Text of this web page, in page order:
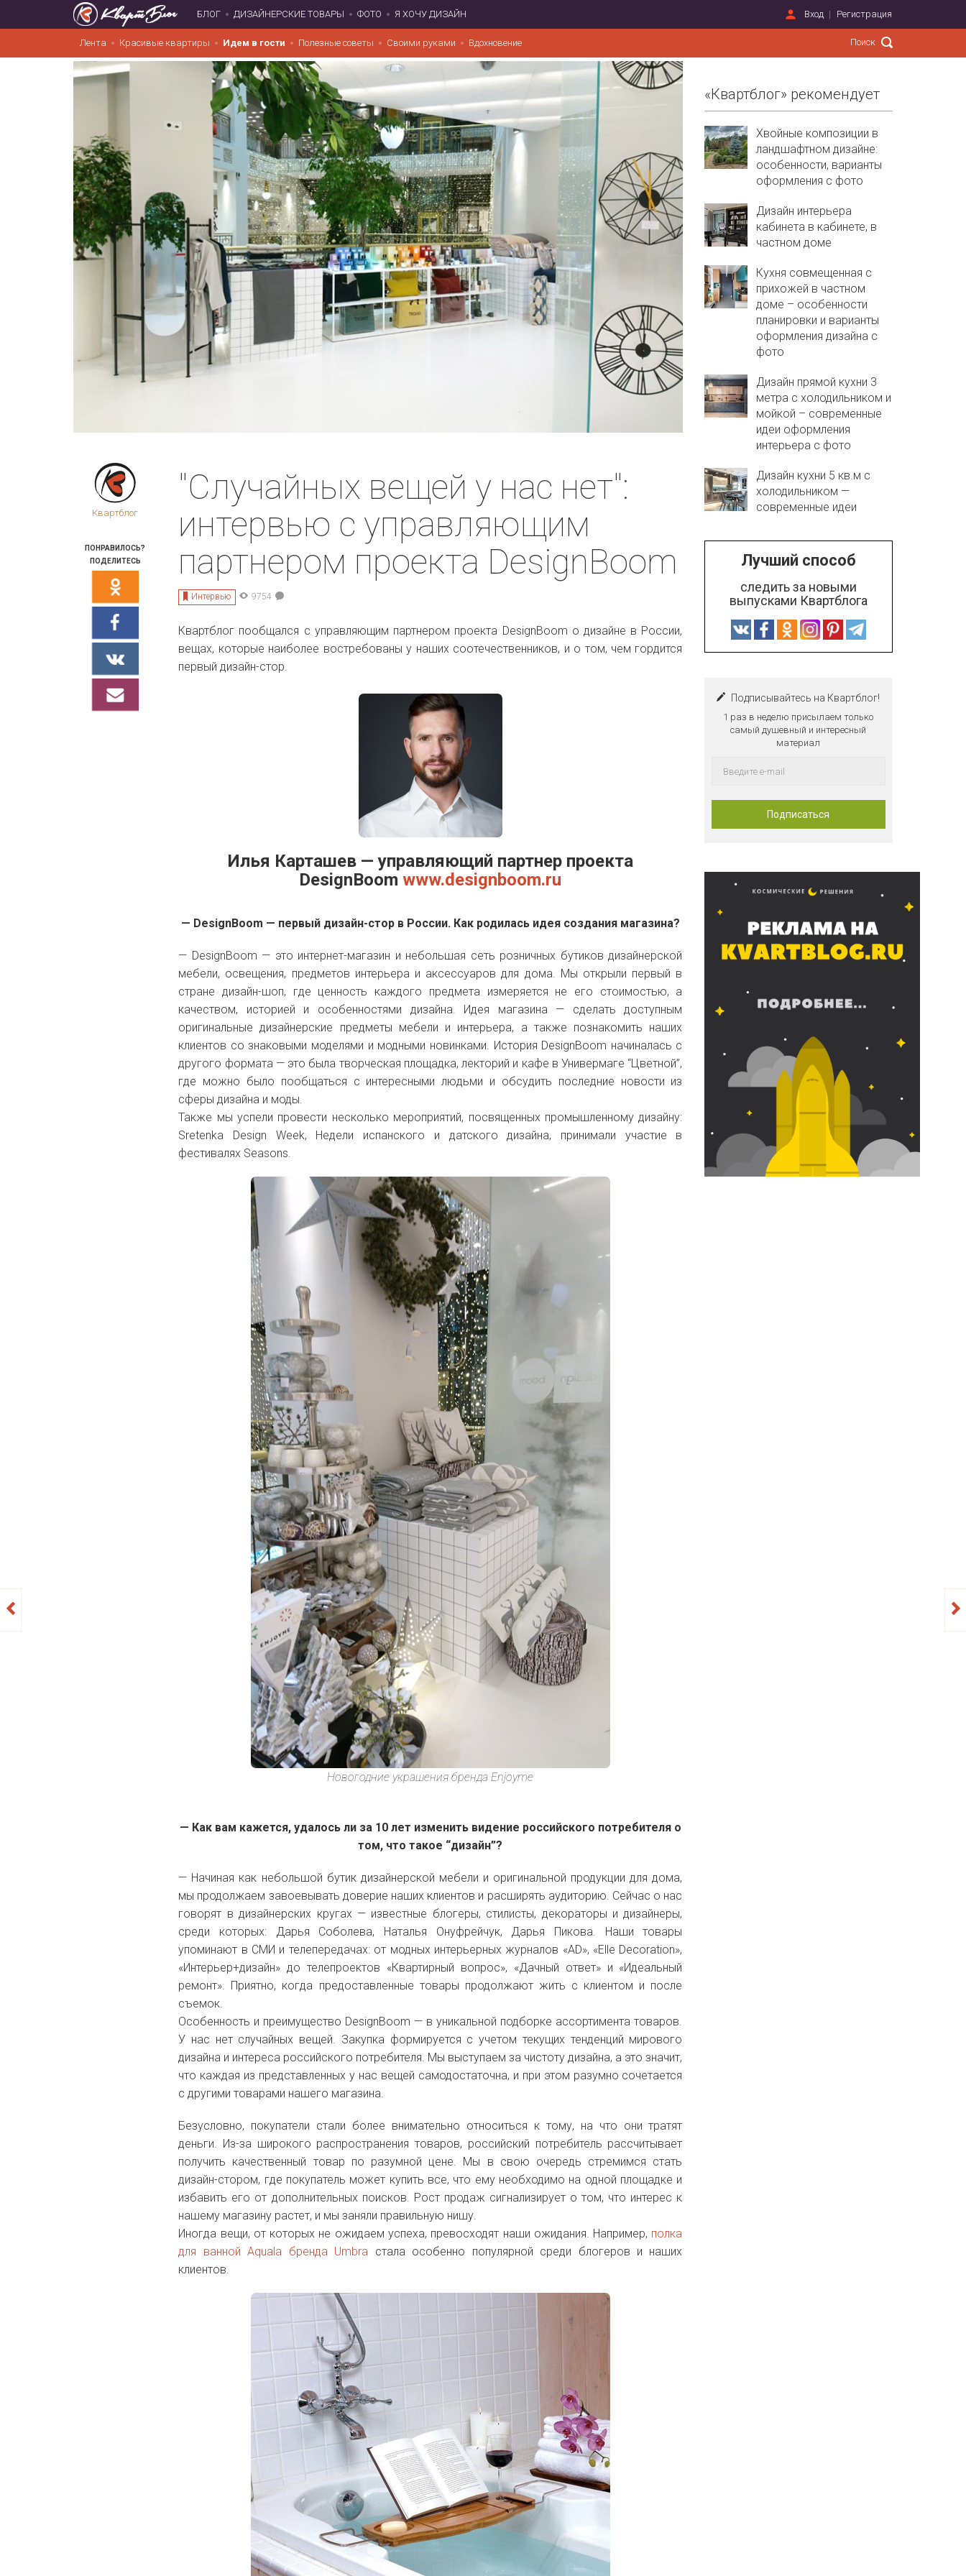
БЛОГ ДИЗАЙНЕРСКИЕ ТОВАРЫ ФОТО Я ХОЧУ ДИЗАЙН Вход Регистрация
Лента Красивые квартиры Идем в гости Полезные советы Своими руками Вдохновение
Квартблог
ПОНРАВИЛОСЬ?
ПОДЕЛИТЕСЬ
"Случайных вещей у нас нет":
интервью с управляющим
партнером проекта DesignBoom
Интервью 9754
Квартблог пообщался с управляющим партнером проекта DesignBoom о дизайне в России,
вещах, которые наиболее востребованы у наших соотечественников, и о том, чем гордится
первый дизайн-стор.
Илья Карташев — управляющий партнер проекта
DesignBoom www.designboom.ru
— DesignBoom — первый дизайн-стор в России. Как родилась идея создания магазина?
— DesignBoom — это интернет-магазин и небольшая сеть розничных бутиков дизайнерской
мебели, освещения, предметов интерьера и аксессуаров для дома. Мы открыли первый в
стране дизайн-шоп, где ценность каждого предмета измеряется не его стоимостью, а
качеством, историей и особенностями дизайна. Идея магазина — сделать доступным
оригинальные дизайнерские предметы мебели и интерьера, а также познакомить наших
клиентов со знаковыми моделями и модными новинками. История DesignBoom начиналась с
другого формата — это была творческая площадка, лекторий и кафе в Универмаге “Цветной”,
где можно было пообщаться с интересными людьми и обсудить последние новости из
сферы дизайна и моды.
Также мы успели провести несколько мероприятий, посвященных промышленному дизайну:
Sretenka Design Week, Недели испанского и датского дизайна, принимали участие в
фестивалях Seasons.
Новогодние украшения бренда Enjoyme
— Как вам кажется, удалось ли за 10 лет изменить видение российского потребителя о
том, что такое “дизайн”?
— Начиная как небольшой бутик дизайнерской мебели и оригинальной продукции для дома,
мы продолжаем завоевывать доверие наших клиентов и расширять аудиторию. Сейчас о нас
говорят в дизайнерских кругах — известные блогеры, стилисты, декораторы и дизайнеры,
среди которых: Дарья Соболева, Наталья Онуфрейчук, Дарья Пикова. Наши товары
упоминают в СМИ и телепередачах: от модных интерьерных журналов «AD», «Elle Decoration»,
«Интерьер+дизайн» до телепроектов «Квартирный вопрос», «Дачный ответ» и «Идеальный
ремонт». Приятно, когда предоставленные товары продолжают жить с клиентом и после
съемок.
Особенность и преимущество DesignBoom — в уникальной подборке ассортимента товаров.
У нас нет случайных вещей. Закупка формируется с учетом текущих тенденций мирового
дизайна и интереса российского потребителя. Мы выступаем за чистоту дизайна, а это значит,
что каждая из представленных у нас вещей самодостаточна, и при этом разумно сочетается
с другими товарами нашего магазина.
Безусловно, покупатели стали более внимательно относиться к тому, на что они тратят
деньги. Из-за широкого распространения товаров, российский потребитель рассчитывает
получить качественный товар по разумной цене. Мы в свою очередь стремимся стать
дизайн-стором, где покупатель может купить все, что ему необходимо на одной площадке и
избавить его от дополнительных поисков. Рост продаж сигнализирует о том, что интерес к
нашему магазину растет, и мы заняли правильную нишу.
Иногда вещи, от которых не ожидаем успеха, превосходят наши ожидания. Например, полка
для ванной Aquala бренда Umbra стала особенно популярной среди блогеров и наших
клиентов.
«Квартблог» рекомендует
Хвойные композиции в
ландшафтном дизайне:
особенности, варианты
оформления с фото
Дизайн интерьера
кабинета в кабинете, в
частном доме
Кухня совмещенная с
прихожей в частном
доме – особенности
планировки и варианты
оформления дизайна с
фото
Дизайн прямой кухни 3
метра с холодильником и
мойкой – современные
идеи оформления
интерьера с фото
Дизайн кухни 5 кв.м с
холодильником —
современные идеи
Лучший способ
следить за новыми
выпусками Квартблога
Подписывайтесь на Квартблог!
1 раз в неделю присылаем только
самый душевный и интересный
материал